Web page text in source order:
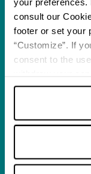
consult our
footer or set your
“Customize”. If
consent to the
cookies only”
correct
Itinerario